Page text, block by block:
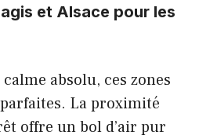
et Alsace pour les
absolu, ces zones
La proximité
offre un bol d’air pur